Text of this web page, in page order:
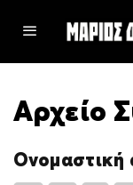
Αρχείο
Ονομαστική